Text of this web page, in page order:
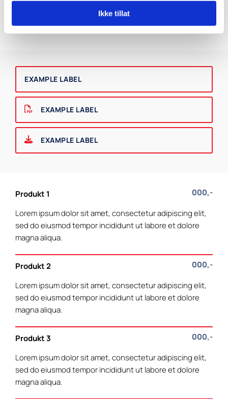
Ikke tillat
EXAMPLE LABEL
EXAMPLE LABEL
EXAMPLE LABEL
Produkt 1
000,-
Lorem ipsum dolor sit amet, consectetur adipiscing elit,
sed do eiusmod tempor incididunt ut labore et dolore
magna aliqua.
Produkt 2
000,-
Lorem ipsum dolor sit amet, consectetur adipiscing elit,
sed do eiusmod tempor incididunt ut labore et dolore
magna aliqua.
Produkt 3
000,-
Lorem ipsum dolor sit amet, consectetur adipiscing elit,
sed do eiusmod tempor incididunt ut labore et dolore
magna aliqua.